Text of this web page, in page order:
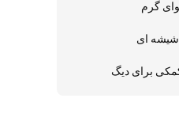
گرم
شیشه ای
برای دیگ